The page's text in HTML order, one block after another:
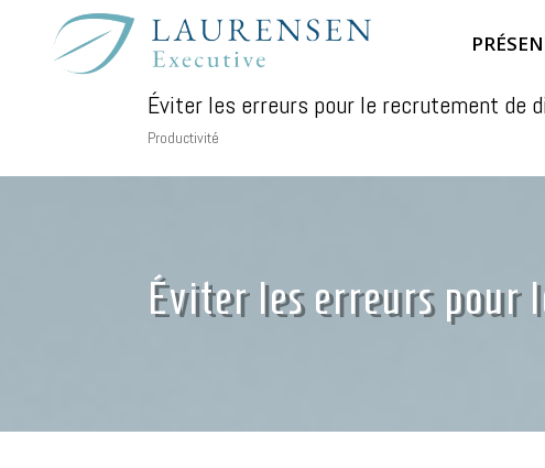
Éviter les erreurs pour le recrutement de
Productivité
Éviter les erreurs pour